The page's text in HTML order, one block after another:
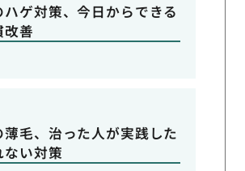
ハゲ対策、今日からできる
改善
薄毛、治った人が実践した
ない対策